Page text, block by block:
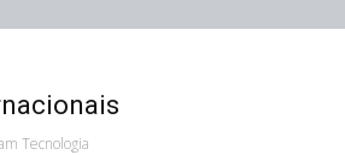
Tecnologia